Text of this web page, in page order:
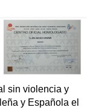
sin violencia y
y Española el